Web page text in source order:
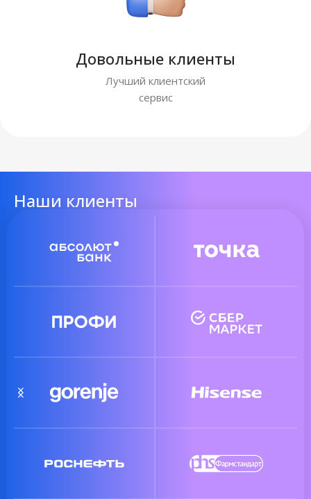
Довольные клиенты
Лучший клиентский
сервис
Наши клиенты